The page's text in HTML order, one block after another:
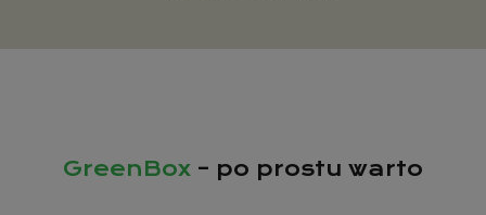
GreenBox – po prostu warto